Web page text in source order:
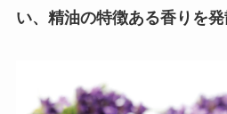
い、精油の特徴ある香りを